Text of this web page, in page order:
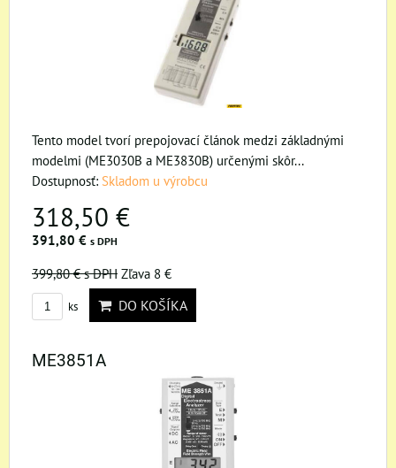
Tento model tvorí prepojovací článok medzi základnými
modelmi (ME3030B a ME3830B) určenými skôr...
Dostupnosť: Skladom u výrobcu
318,50 €
391,80 € s DPH
399,80 €s DPH Zľava 8 €
ks DO KOŠÍKA
ME3851A